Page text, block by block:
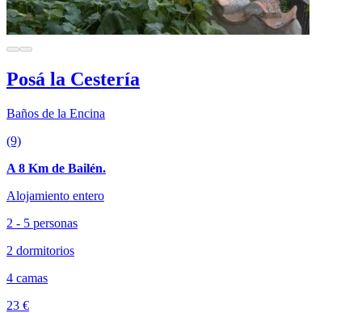
Posá la Cestería
Baños de la Encina
(9)
A 8 Km de Bailén.
Alojamiento entero
2 - 5 personas
2 dormitorios
4 camas
23 €